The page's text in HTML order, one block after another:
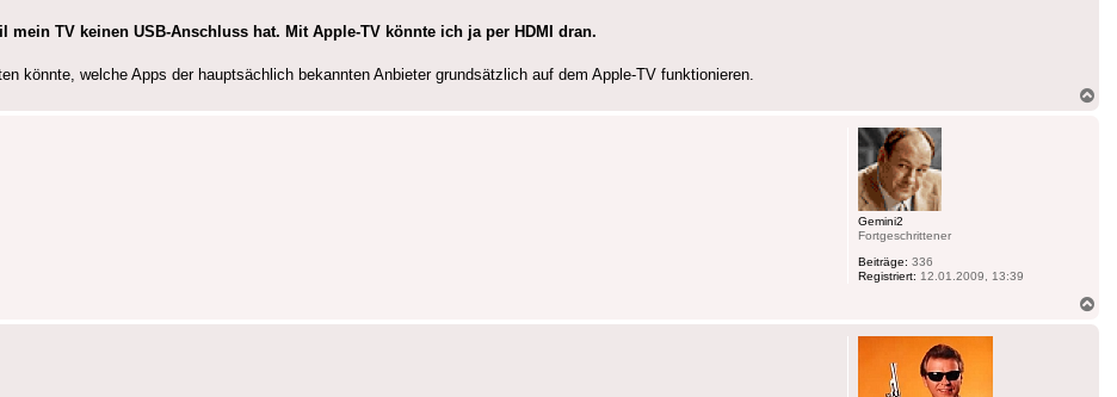
TV keinen USB-Anschluss hat. Mit Apple-TV könnte ich ja per HDMI dran.
könnte, welche Apps der hauptsächlich bekannten Anbieter grundsätzlich auf dem Apple-TV funktionieren.
Gemini2
Fortgeschrittener
Beiträge: 336
Registriert: 12.01.2009, 13:39